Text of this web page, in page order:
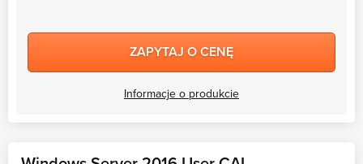
ZAPYTAJ O CENĘ
Informacje o produkcie